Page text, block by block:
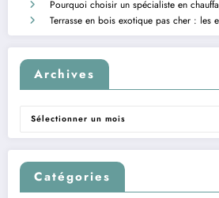
Pourquoi choisir un spécialiste en
Terrasse en bois exotique pas cher : les
Archives
Archives
Catégories